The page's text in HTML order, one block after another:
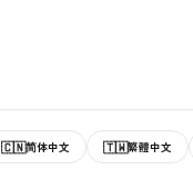
🇨🇳简体中文 🇹🇼繁體中文